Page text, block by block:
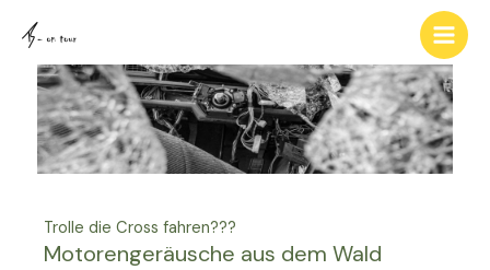
Inhalt
springen
Trolle die Cross fahren???
Motorengeräusche aus dem Wald